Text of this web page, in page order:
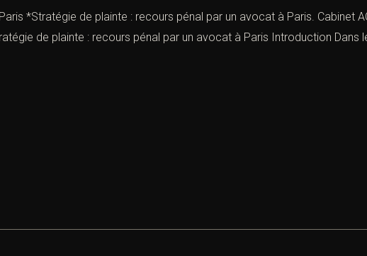
*Stratégie de plainte : recours pénal par un avocat à Paris. Cabinet
de plainte : recours pénal par un avocat à Paris Introduction Dans